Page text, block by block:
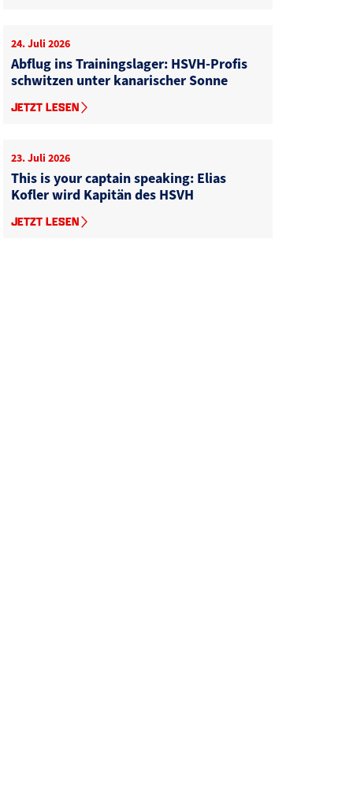
24. Juli 2026
Abflug ins Trainingslager: HSVH-Profis
schwitzen unter kanarischer Sonne
JETZT LESEN
23. Juli 2026
This is your captain speaking: Elias
Kofler wird Kapitän des HSVH
JETZT LESEN